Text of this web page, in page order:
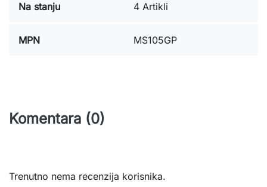
Na stanju 4 Artikli
MPN MS105GP
Komentara (0)
Trenutno nema recenzija korisnika.